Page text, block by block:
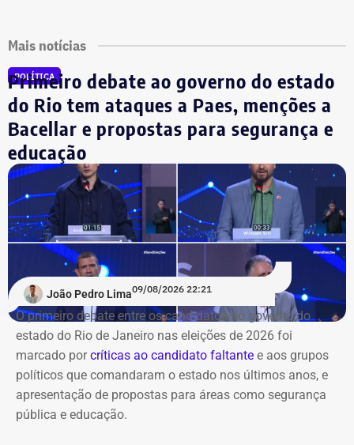
Mais notícias
POLÍTICA
Primeiro debate ao governo do estado
do Rio tem ataques a Paes, menções a
Bacellar e propostas para segurança e
educação
João Pedro Lima09/08/2026 22:21
O primeiro debate entre os candidatos ao governo do
estado do Rio de Janeiro nas eleições de 2026 foi
marcado porcríticas ao candidato faltante e aos grupos
políticos que comandaram o estado nos últimos anos, e
apresentação de propostas para áreas como segurança
pública e educação.